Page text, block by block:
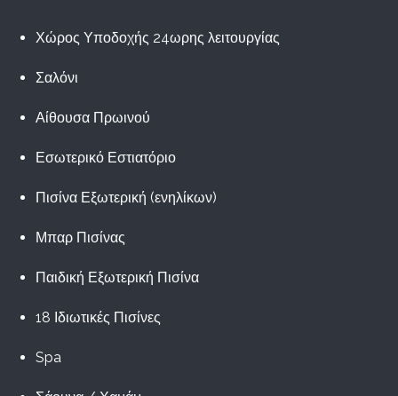
Χώρος Υποδοχής 24ωρης λειτουργίας
Σαλόνι
Αίθουσα Πρωινού
Εσωτερικό Εστιατόριο
Πισίνα Εξωτερική (ενηλίκων)
Μπαρ Πισίνας
Παιδική Εξωτερική Πισίνα
18 Ιδιωτικές Πισίνες
Spa